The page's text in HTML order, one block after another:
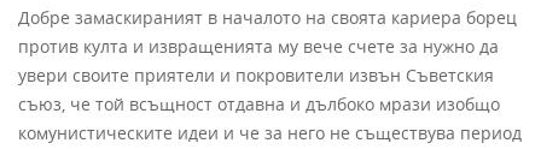
Добре замаскираният в началото на своята кариера борец
против култа и извращенията му вече счете за нужно да
увери своите приятели и покровители извън Съветския
съюз, че той всъщност отдавна и дълбоко мрази изобщо
комунистическите идеи и че за него не съществува период